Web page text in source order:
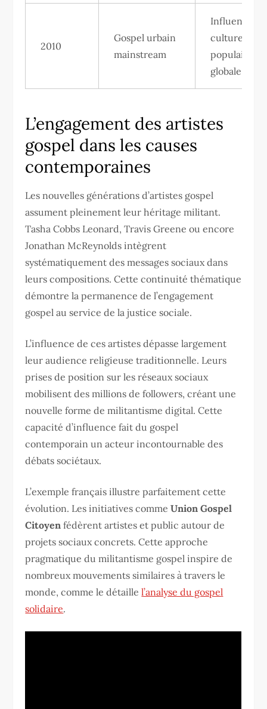
2010
Gospel urbain
mainstream
Influence
culture
populaire
globale
L’engagement des artistes
gospel dans les causes
contemporaines
Les nouvelles générations d’artistes gospel
assument pleinement leur héritage militant.
Tasha Cobbs Leonard, Travis Greene ou encore
Jonathan McReynolds intègrent
systématiquement des messages sociaux dans
leurs compositions. Cette continuité thématique
démontre la permanence de l’engagement
gospel au service de la justice sociale.
L’influence de ces artistes dépasse largement
leur audience religieuse traditionnelle. Leurs
prises de position sur les réseaux sociaux
mobilisent des millions de followers, créant une
nouvelle forme de militantisme digital. Cette
capacité d’influence fait du gospel
contemporain un acteur incontournable des
débats sociétaux.
L’exemple français illustre parfaitement cette
évolution. Les initiatives commeUnion Gospel
Citoyen fédèrent artistes et public autour de
projets sociaux concrets. Cette approche
pragmatique du militantisme gospel inspire de
nombreux mouvements similaires à travers le
monde, comme le détaillel’analyse du gospel
solidaire.